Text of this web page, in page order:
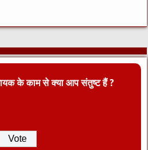
के काम से क्या आप संतुष्ट हैं ?